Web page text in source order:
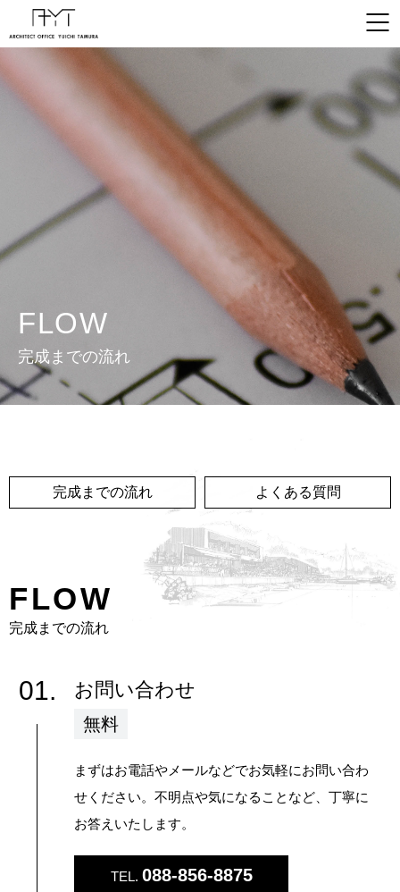
FLOW
完成までの流れ
完成までの流れ よくある質問
FLOW
完成までの流れ
01. お問い合わせ
無料
まずはお電話やメールなどでお気軽にお問い合わ
せください。不明点や気になることなど、丁寧に
お答えいたします。
TEL. 088-856-8875